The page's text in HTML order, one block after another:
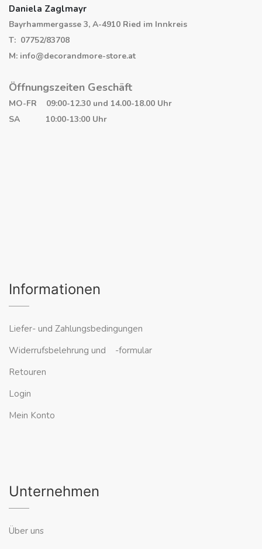
Daniela Zaglmayr
Bayrhammergasse 3, A-4910 Ried im Innkreis
T: 07752/83708
M: info@decorandmore-store.at
Öffnungszeiten Geschäft
MO-FR 09:00-12.30 und 14.00-18.00 Uhr
SA 10:00-13:00 Uhr
Informationen
Liefer- und Zahlungsbedingungen
Widerrufsbelehrung und -formular
Retouren
Login
Mein Konto
Unternehmen
Über uns